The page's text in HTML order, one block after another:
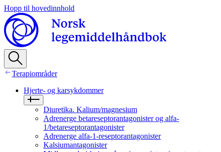
Hopp til hovedinnhold
Terapiområder
Hjerte- og karsykdommer
Diuretika. Kalium/magnesium
Adrenerge betareseptorantagonister og alfa-
1/betareseptorantagonister
Adrenerge alfa-1-reseptorantagonister
Kalsiumantagonister